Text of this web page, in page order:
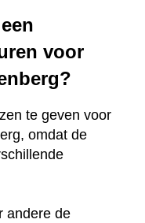
voor
te geven voor
omdat de
andere de